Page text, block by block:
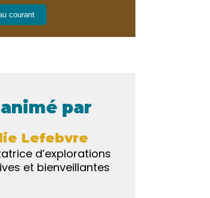
courant
par
Lefebvre
d’explorations
et bienveillantes